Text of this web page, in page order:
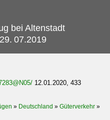
bei Altenstadt
07.2019
12.01.2020, 433
» Deutschland » Güterverkehr »